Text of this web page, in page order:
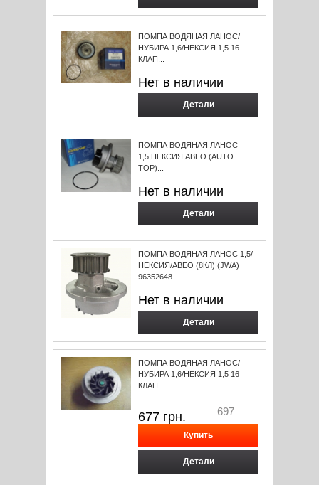
ПОМПА ВОДЯНАЯ ЛАНОС/
НУБИРА 1,6/НЕКСИЯ 1,5 16
КЛАП...
Нет в наличии
Детали
ПОМПА ВОДЯНАЯ ЛАНОС
1,5,НЕКСИЯ,АВЕО (AUTO
TOP)...
Нет в наличии
Детали
ПОМПА ВОДЯНАЯ ЛАНОС 1,5/
НЕКСИЯ/АВЕО (8КЛ) (JWA)
96352648
Нет в наличии
Детали
ПОМПА ВОДЯНАЯ ЛАНОС/
НУБИРА 1,6/НЕКСИЯ 1,5 16
КЛАП...
677 грн. 697
Детали